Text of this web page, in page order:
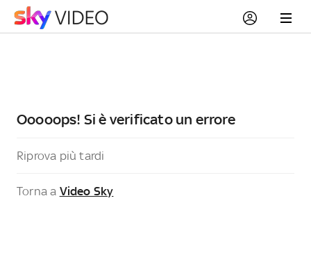
Ooooops! Si è verificato un errore
Riprova più tardi
Torna a Video Sky